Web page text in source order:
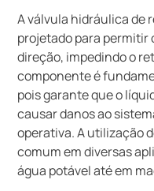
A válvula hidráulica de
projetado para permitir
direção, impedindo o
componente é
pois garante que o
causar danos ao
operativa. A utilização
comum em diversas
água potável até em